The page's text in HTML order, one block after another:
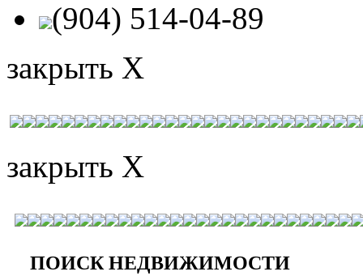
(904) 514-04-89
закрыть X
закрыть X
ПОИСК НЕДВИЖИМОСТИ